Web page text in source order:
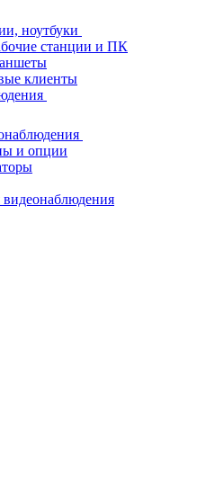
ноутбуки
станции и ПК
клиенты
и опции